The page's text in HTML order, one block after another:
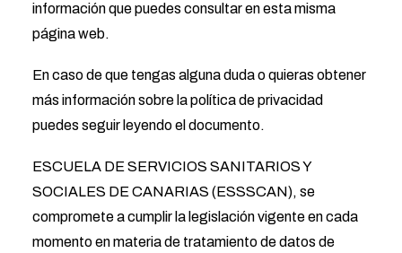
información que puedes consultar en esta misma
página web.
En caso de que tengas alguna duda o quieras obtener
más información sobre la política de privacidad
puedes seguir leyendo el documento.
ESCUELA DE SERVICIOS SANITARIOS Y
SOCIALES DE CANARIAS (ESSSCAN), se
compromete a cumplir la legislación vigente en cada
momento en materia de tratamiento de datos de